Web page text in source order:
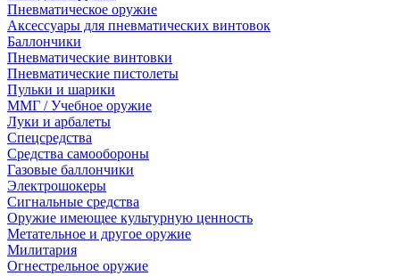
Пневматическое оружие
Аксессуары для пневматических винтовок
Баллончики
Пневматические винтовки
Пневматические пистолеты
Пульки и шарики
ММГ / Учебное оружие
Луки и арбалеты
Спецсредства
Средства самообороны
Газовые баллончики
Электрошокеры
Сигнальные средства
Оружие имеющее культурную ценность
Метательное и другое оружие
Милитария
Огнестрельное оружие